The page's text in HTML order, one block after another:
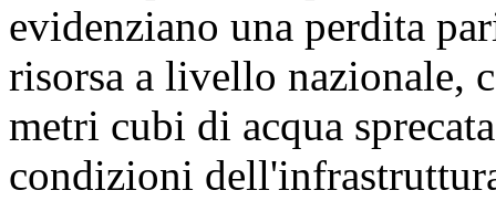
evidenziano una perdita
risorsa a livello nazionale,
metri cubi di acqua
condizioni